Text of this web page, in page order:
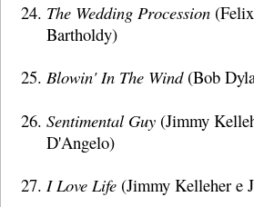
The Wedding Procession
Bartholdy)
Blowin' In The Wind(Bob
Sentimental Guy (Jimmy
D'Angelo)
I Love Life (Jimmy Kelleher e